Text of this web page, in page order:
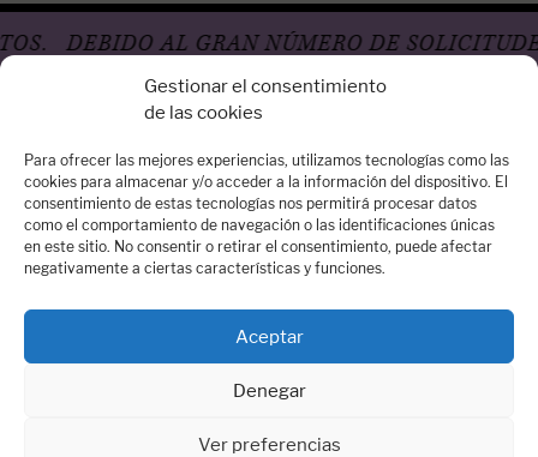
Gestionar el consentimiento
de las cookies
Para ofrecer las mejores experiencias, utilizamos tecnologías como las
cookies para almacenar y/o acceder a la información del dispositivo. El
consentimiento de estas tecnologías nos permitirá procesar datos
como el comportamiento de navegación o las identificaciones únicas
en este sitio. No consentir o retirar el consentimiento, puede afectar
negativamente a ciertas características y funciones.
Aceptar
Denegar
Ver preferencias
DEBIDO AL GRAN NÚMERO DE SOLICITUDES,
Oficina Madrid
Calle Arrieta, 14 – 3º Dcha - 28013 Madrid
Contacta con nosotros:contacto@dospassos.es
© 2026 DOSPASSOS Agencia literaria y Comunicación